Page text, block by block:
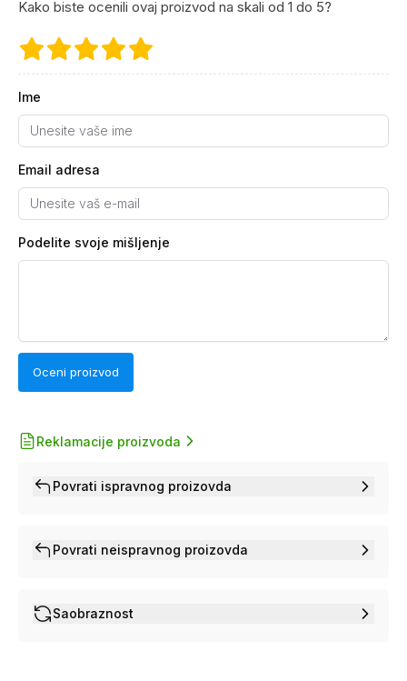
Kako biste ocenili ovaj proizvod na skali od 1 do 5?
Ime
Email adresa
Podelite svoje mišljenje
Oceni proizvod
Reklamacije proizvoda
Povrati ispravnog proizovda
Povrati neispravnog proizovda
Saobraznost